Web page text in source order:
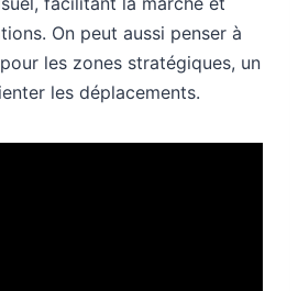
On peut aussi penser à
les zones stratégiques, un
les déplacements.